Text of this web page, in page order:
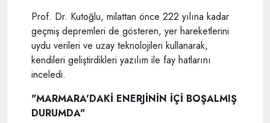
Prof. Dr. Kutoğlu, milattan önce 222 yılına kadar
geçmiş depremleri de gösteren, yer hareketlerini
uydu verileri ve uzay teknolojileri kullanarak,
kendileri geliştirdikleri yazılım ile fay hatlarını
inceledi.
"MARMARA'DAKİ ENERJİNİN İÇİ BOŞALMIŞ
DURUMDA"